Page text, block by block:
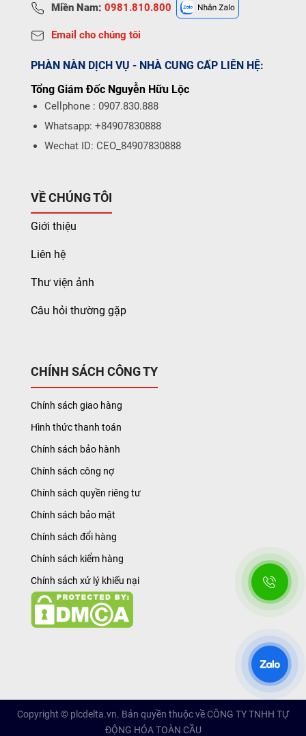
Miền Nam: 0981.810.800
Email cho chúng tôi
PHÀN NÀN DỊCH VỤ - NHÀ CUNG CẤP LIÊN HỆ:
Tổng Giám Đốc Nguyễn Hữu Lộc
Cellphone : 0907.830.888
Whatsapp: +84907830888
Wechat ID: CEO_84907830888
VỀ CHÚNG TÔI
Giới thiệu
Liên hệ
Thư viện ảnh
Câu hỏi thường gặp
CHÍNH SÁCH CÔNG TY
Chính sách giao hàng
Hình thức thanh toán
Chính sách bảo hành
Chính sách công nợ
Chính sách quyền riêng tư
Chính sách bảo mật
Chính sách đổi hàng
Chính sách kiểm hàng
Chính sách xử lý khiếu nại
Copyright © plcdelta.vn. Bản quyền thuộc về CÔNG TY TNHH TỰ
ĐỘNG HÓA TOÀN CẦU